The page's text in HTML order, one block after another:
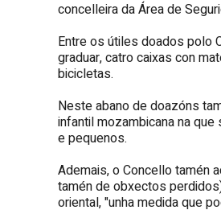
concelleira da Área de
Entre os útiles doados polo
graduar, catro caixas con
bicicletas.
Neste abano de doazóns
infantil mozambicana na
e pequenos.
Ademais, o Concello tamén
tamén de obxectos
oriental, "unha medida que